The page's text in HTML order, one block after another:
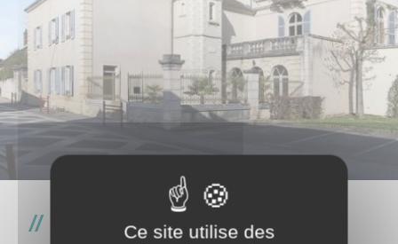
Ce site utilise des